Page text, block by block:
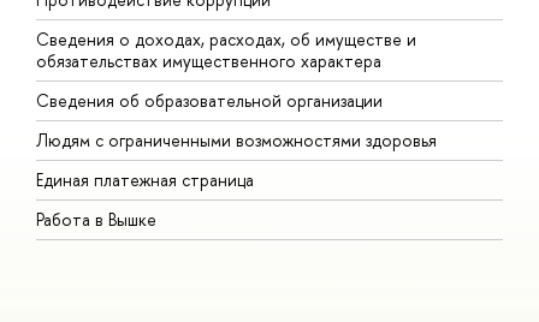
Сведения о доходах, расходах, об имуществе и
обязательствах имущественного характера
Сведения об образовательной организации
Людям с ограниченными возможностями здоровья
Единая платежная страница
Работа в Вышке